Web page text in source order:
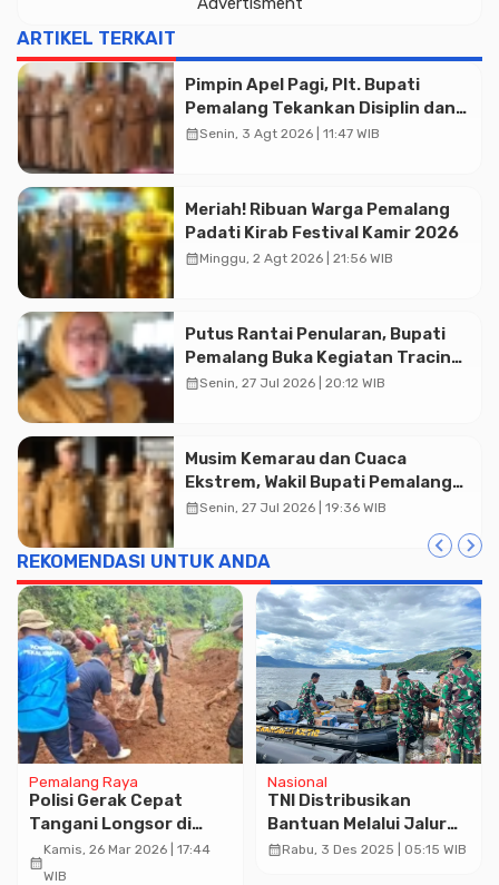
Advertisment
ARTIKEL TERKAIT
Pimpin Apel Pagi, Plt. Bupati
Pemalang Tekankan Disiplin dan
Soliditas ASN untuk Pelayanan
calendar_monthSenin, 3 Agt 2026 | 11:47 WIB
Meriah! Ribuan Warga Pemalang
Padati Kirab Festival Kamir 2026
calendar_monthMinggu, 2 Agt 2026 | 21:56 WIB
Putus Rantai Penularan, Bupati
Pemalang Buka Kegiatan Tracing
TBC Terintegrasi di Mulyoharjo
calendar_monthSenin, 27 Jul 2026 | 20:12 WIB
Musim Kemarau dan Cuaca
Ekstrem, Wakil Bupati Pemalang
Ingatkan ASN Waspada Bahaya
calendar_monthSenin, 27 Jul 2026 | 19:36 WIB
REKOMENDASI UNTUK ANDA
Pemalang Raya
Polisi Gerak Cepat
Tangani Longsor di
Kajen, Akses Jalan
Warga Kembali Normal
calendar_month
Kamis, 26 Mar 2026 | 17:44
WIB
Nasional
TNI Distribusikan
Bantuan Melalui Jalur
Alternatif Danau
calendar_monthRabu, 3 Des 2025 | 05:15 WIB